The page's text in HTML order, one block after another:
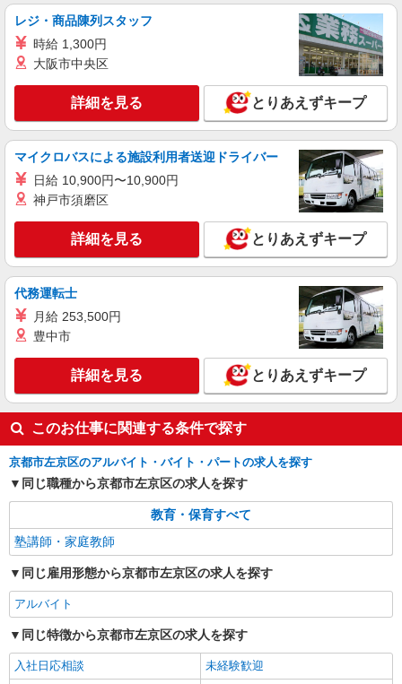
レジ・商品陳列スタッフ
時給 1,300円
大阪市中央区
詳細を見る とりあえずキープ
マイクロバスによる施設利用者送迎ドライバー
日給 10,900円〜10,900円
神戸市須磨区
詳細を見る とりあえずキープ
代務運転士
月給 253,500円
豊中市
詳細を見る とりあえずキープ
このお仕事に関連する条件で探す
京都市左京区のアルバイト・バイト・パートの求人を探す
同じ職種から京都市左京区の求人を探す
教育・保育すべて
塾講師・家庭教師
同じ雇用形態から京都市左京区の求人を探す
アルバイト
同じ特徴から京都市左京区の求人を探す
入社日応相談
未経験歓迎